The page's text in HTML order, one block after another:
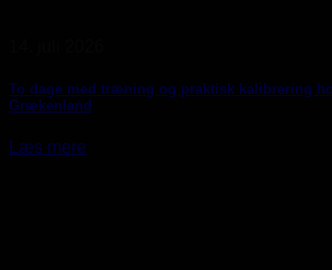
To dage med træning og praktisk kalibrering
Grækenland
Læs mere